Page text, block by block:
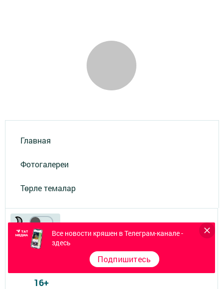
Главная
Фотогалереи
Төрле темалар
Все новости кряшен в Телеграм-канале -
здесь
Подпишитесь
(843) 222 09 84
16+